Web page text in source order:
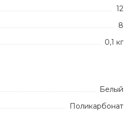
12
8
0,1 кг
Белый
Поликарбонат